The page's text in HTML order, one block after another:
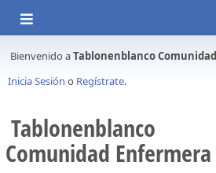
Bienvenido aTablonenblanco
Inicia Sesión o Regístrate.
Tablonenblanco
Comunidad Enfermera